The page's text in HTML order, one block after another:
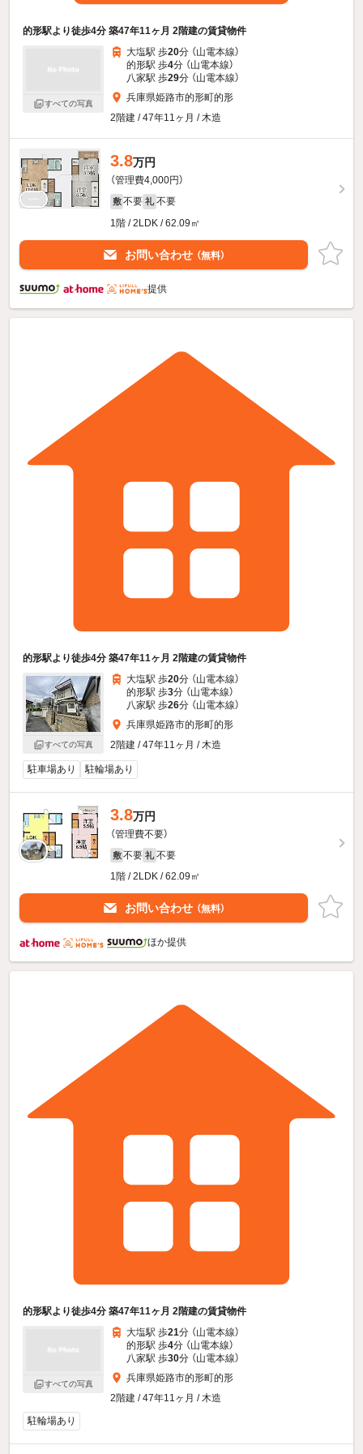
的形駅より徒歩4分 築47年11ヶ月 2階建の賃貸物件
すべての写真
大塩駅 歩20分 （山電本線）
的形駅 歩4分 （山電本線）
八家駅 歩29分 （山電本線）
兵庫県姫路市的形町的形
2階建 / 47年11ヶ月 / 木造
3.8万円
（管理費4,000円）
敷 不要 礼 不要
1階 / 2LDK / 62.09㎡
お問い合わせ （無料）
提供
的形駅より徒歩4分 築47年11ヶ月 2階建の賃貸物件
すべての写真
大塩駅 歩20分 （山電本線）
的形駅 歩3分 （山電本線）
八家駅 歩26分 （山電本線）
兵庫県姫路市的形町的形
2階建 / 47年11ヶ月 / 木造
駐車場あり 駐輪場あり
3.8万円
（管理費不要）
敷 不要 礼 不要
1階 / 2LDK / 62.09㎡
お問い合わせ （無料）
ほか提供
的形駅より徒歩4分 築47年11ヶ月 2階建の賃貸物件
すべての写真
大塩駅 歩21分 （山電本線）
的形駅 歩4分 （山電本線）
八家駅 歩30分 （山電本線）
兵庫県姫路市的形町的形
2階建 / 47年11ヶ月 / 木造
駐輪場あり